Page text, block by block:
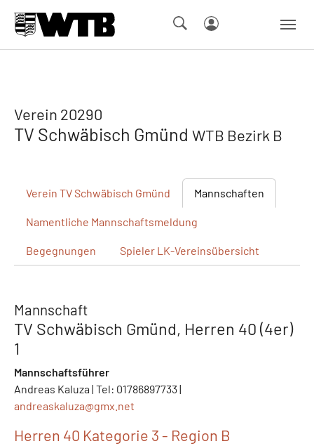
Verein 20290
TV Schwäbisch Gmünd WTB Bezirk B
Verein TV Schwäbisch Gmünd Mannschaften
Namentliche Mannschaftsmeldung
Begegnungen Spieler LK-Vereinsübersicht
Mannschaft
TV Schwäbisch Gmünd, Herren 40 (4er)
1
Mannschaftsführer
Andreas Kaluza | Tel: 01786897733 |
andreaskaluza@gmx.net
Herren 40 Kategorie 3 - Region B